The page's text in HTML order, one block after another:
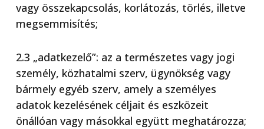
vagy összekapcsolás, korlátozás, törlés, illetve
megsemmisítés;
2.3 „adatkezelő”: az a természetes vagy jogi
személy, közhatalmi szerv, ügynökség vagy
bármely egyéb szerv, amely a személyes
adatok kezelésének céljait és eszközeit
önállóan vagy másokkal együtt meghatározza;